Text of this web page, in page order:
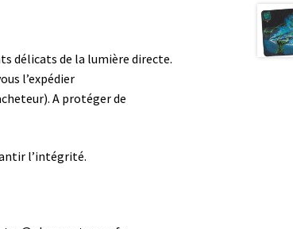
délicats de la lumière directe.
l’expédier
A protéger de
l’intégrité.